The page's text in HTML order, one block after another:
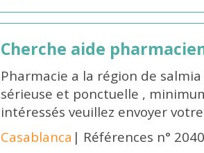
Cherche aide
Pharmacie a la région de
sérieuse et ponctuelle ,
intéressés veuillez envoyer
Casablanca | Références n°